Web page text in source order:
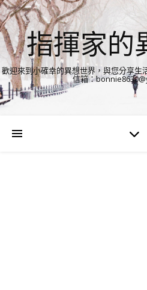
指揮家的
歡迎來到小確幸的異想世界，與您分享生
信箱：